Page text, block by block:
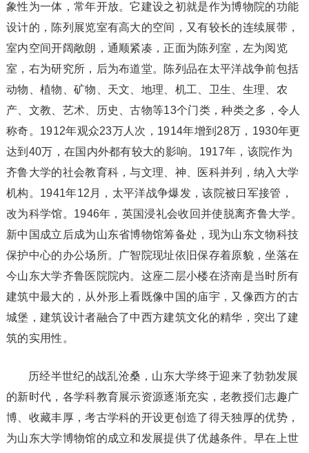
象性为一体，常年开放。它建设之初就是作为博物院的功能
设计的，陈列展览室有高大的空间，又有较长的连续展带，
室内空间开阔敞朗，通顺紧凑，正面为陈列室，左为阅览
室，右为研究所，后为布道堂。陈列品在太平洋战争前包括
动物、植物、矿物、天文、地理、机工、卫生、生理、农
产、文教、艺术、历史、古物等13个门类，种类之多，令人
称奇。1912年观众23万人次，1914年增到28万，1930年更
达到40万，在国内外都有较大的影响。1917年，该院作为
齐鲁大学的社会教育科，与文理、神、医科并列，纳入大学
机构。1941年12月，太平洋战争爆发，该院被日军接管，
改为科学馆。1946年，英国浸礼会收回并使脱离齐鲁大学。
新中国成立后成为山东省博物馆筹备处，现为山东文物科技
保护中心的办公场所。广智院现址依旧保存着原貌，坐落在
今山东大学齐鲁医院院内。这座二层小楼在济南是当时所有
建筑中最大的，从外形上看既像中国的庙宇，又像西方的古
城堡，建筑设计者融合了中西方建筑文化的精华，突出了建
筑的实用性。
历经半世纪的战乱沧桑，山东大学终于迎来了勃勃发展
的新时代，各学科教育展示资源逐渐充实，老教授们志趣广
博、收藏丰厚，考古学科的开设更创造了得天独厚的优势，
为山东大学博物馆的成立和发展提供了优越条件。早在上世